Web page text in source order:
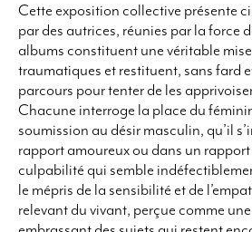
Cette exposition collective présente
par des autrices, réunies par la force
albums constituent une véritable
traumatiques et restituent, sans fard
parcours pour tenter de les
Chacune interroge la place du
soumission au désir masculin, qu’il
rapport amoureux ou dans un rapport
culpabilité qui semble
le mépris de la sensibilité et de
relevant du vivant, perçue comme